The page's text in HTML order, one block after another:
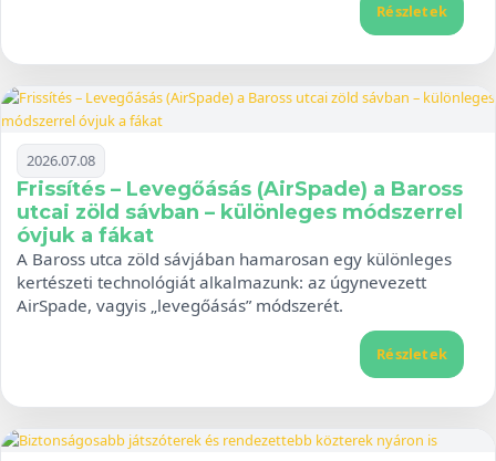
Részletek
2026.07.08
Frissítés – Levegőásás (AirSpade) a Baross
utcai zöld sávban – különleges módszerrel
óvjuk a fákat
A Baross utca zöld sávjában hamarosan egy különleges
kertészeti technológiát alkalmazunk: az úgynevezett
AirSpade, vagyis „levegőásás” módszerét.
Részletek